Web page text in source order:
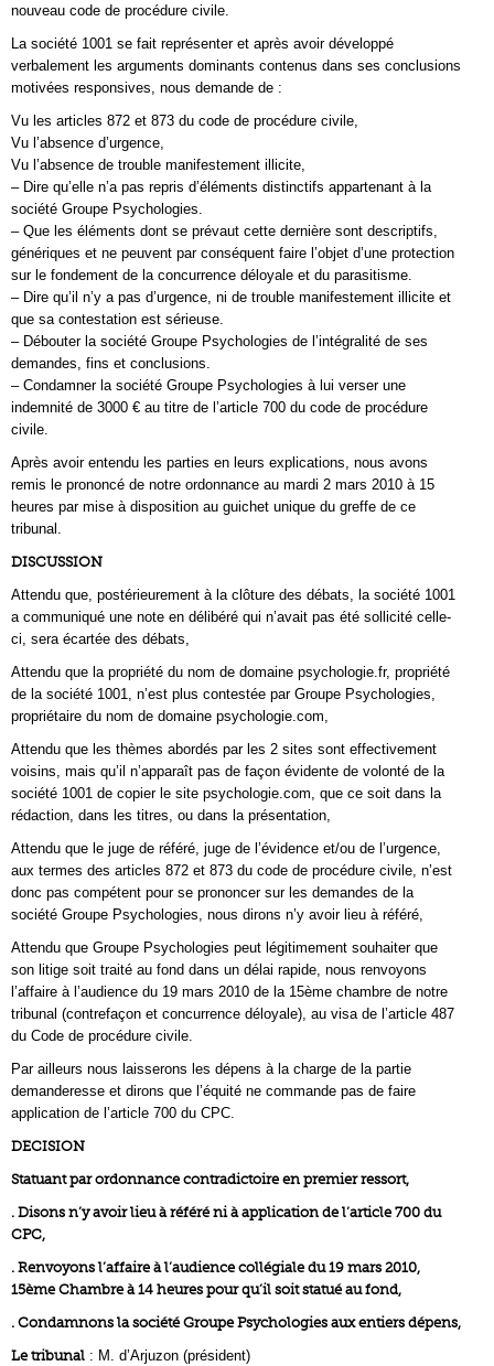
nouveau code de procédure civile.
La société 1001 se fait représenter et après avoir développé
verbalement les arguments dominants contenus dans ses conclusions
motivées responsives, nous demande de :
Vu les articles 872 et 873 du code de procédure civile,
Vu l’absence d’urgence,
Vu l’absence de trouble manifestement illicite,
– Dire qu’elle n’a pas repris d’éléments distinctifs appartenant à la
société Groupe Psychologies.
– Que les éléments dont se prévaut cette dernière sont descriptifs,
génériques et ne peuvent par conséquent faire l’objet d’une protection
sur le fondement de la concurrence déloyale et du parasitisme.
– Dire qu’il n’y a pas d’urgence, ni de trouble manifestement illicite et
que sa contestation est sérieuse.
– Débouter la société Groupe Psychologies de l’intégralité de ses
demandes, fins et conclusions.
– Condamner la société Groupe Psychologies à lui verser une
indemnité de 3000 € au titre de l’article 700 du code de procédure
civile.
Après avoir entendu les parties en leurs explications, nous avons
remis le prononcé de notre ordonnance au mardi 2 mars 2010 à 15
heures par mise à disposition au guichet unique du greffe de ce
tribunal.
DISCUSSION
Attendu que, postérieurement à la clôture des débats, la société 1001
a communiqué une note en délibéré qui n’avait pas été sollicité celle-
ci, sera écartée des débats,
Attendu que la propriété du nom de domaine psychologie.fr, propriété
de la société 1001, n’est plus contestée par Groupe Psychologies,
propriétaire du nom de domaine psychologie.com,
Attendu que les thèmes abordés par les 2 sites sont effectivement
voisins, mais qu’il n’apparaît pas de façon évidente de volonté de la
société 1001 de copier le site psychologie.com, que ce soit dans la
rédaction, dans les titres, ou dans la présentation,
Attendu que le juge de référé, juge de l’évidence et/ou de l’urgence,
aux termes des articles 872 et 873 du code de procédure civile, n’est
donc pas compétent pour se prononcer sur les demandes de la
société Groupe Psychologies, nous dirons n’y avoir lieu à référé,
Attendu que Groupe Psychologies peut légitimement souhaiter que
son litige soit traité au fond dans un délai rapide, nous renvoyons
l’affaire à l’audience du 19 mars 2010 de la 15ème chambre de notre
tribunal (contrefaçon et concurrence déloyale), au visa de l’article 487
du Code de procédure civile.
Par ailleurs nous laisserons les dépens à la charge de la partie
demanderesse et dirons que l’équité ne commande pas de faire
application de l’article 700 du CPC.
DECISION
Statuant par ordonnance contradictoire en premier ressort,
. Disons n’y avoir lieu à référé ni à application de l’article 700 du
CPC,
. Renvoyons l’affaire à l’audience collégiale du 19 mars 2010,
15ème Chambre à 14 heures pour qu’il soit statué au fond,
. Condamnons la société Groupe Psychologies aux entiers dépens,
Le tribunal : M. d’Arjuzon (président)